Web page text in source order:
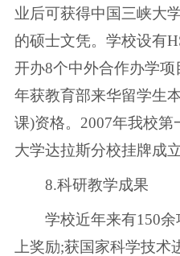
业后可获得中国三峡大
的硕士文凭。学校设有
开办8个中外合作办学
年获教育部来华留学生
课)资格。2007年我校第
大学达拉斯分校挂牌成立
8.科研教学成果
学校近年来有150余
上奖励;获国家科学技